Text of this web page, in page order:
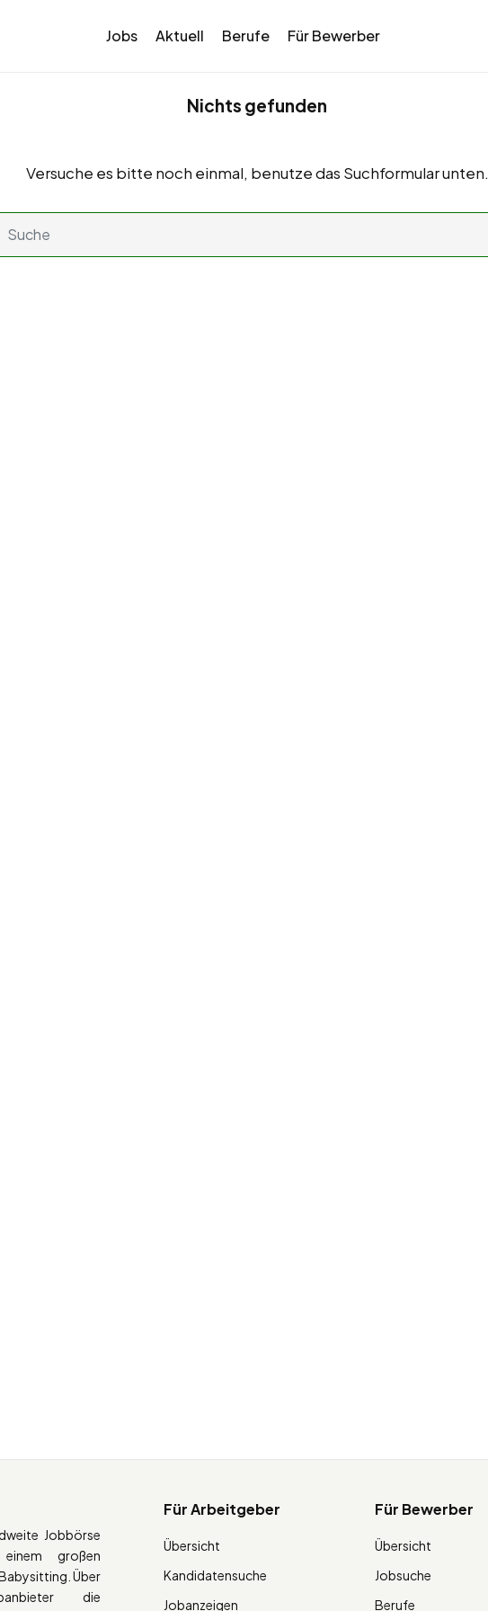
Jobs Aktuell Berufe Für Bewerber
Nichts gefunden
Versuche es bitte noch einmal, benutze das Suchformular unten.
Jobbörse
großen
Über
die
Für Arbeitgeber
Übersicht
Kandidatensuche
Jobanzeigen
Für Bewerber
Übersicht
Jobsuche
Berufe